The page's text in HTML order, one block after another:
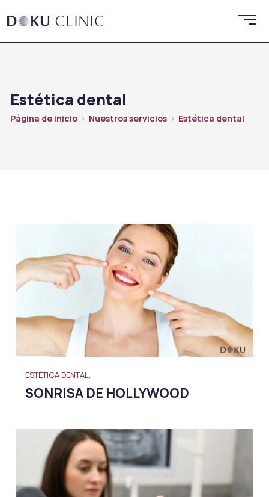
Estética dental
Página de inicio Nuestros servicios Estética dental
ESTÉTICA DENTAL,
SONRISA DE HOLLYWOOD